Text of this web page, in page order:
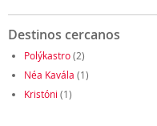
Destinos cercanos
Polýkastro(2)
Néa Kavála (1)
Kristóni (1)